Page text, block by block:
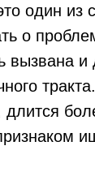
один из
о
вызвана